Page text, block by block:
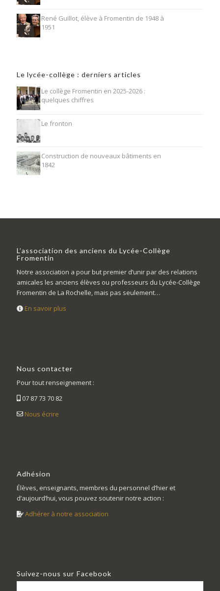
René Guillot, élève à Fromentin de 1948 à
1951
Le lycée-collège : derniers articles
Le collège Fromentin en 2025-2026 :
quelques chiffres
Le fronton
Construction de nouveaux bâtiments en
1842
L’association des anciens du Lycée-Collège
Fromentin
Notre association a pour but premier d’unir par des relations
amicales les anciens élèves ou professeurs du Lycée-Collège
Fromentin de La Rochelle, mais pas seulement…
En savoir plus
Nous contacter
Pour tout renseignement :
07 87 73 70 82
Nous écrire
Adhésion
Élèves, enseignants, membres du personnel d’hier et
d’aujourd’hui, vous pouvez soutenir notre action :
Adhérer à notre association
Suivez-nous sur Facebook